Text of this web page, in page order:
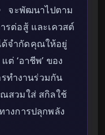
จะพัฒนาไปตาม
รต่อสู้ และเควสต์
ด้จำกัดคุณให้อยู่
‘อาชีพ’ ของ
ทำงานร่วมกัน
สวมใส่ สกิลใช้
างการปลุกพลัง